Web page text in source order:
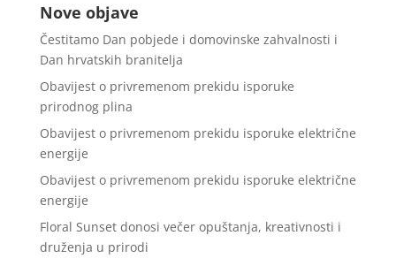
Nove objave
Čestitamo Dan pobjede i domovinske zahvalnosti i
Dan hrvatskih branitelja
Obavijest o privremenom prekidu isporuke
prirodnog plina
Obavijest o privremenom prekidu isporuke električne
energije
Obavijest o privremenom prekidu isporuke električne
energije
Floral Sunset donosi večer opuštanja, kreativnosti i
druženja u prirodi